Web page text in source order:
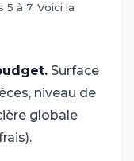
à 7. Voici la
Surface
niveau de
globale